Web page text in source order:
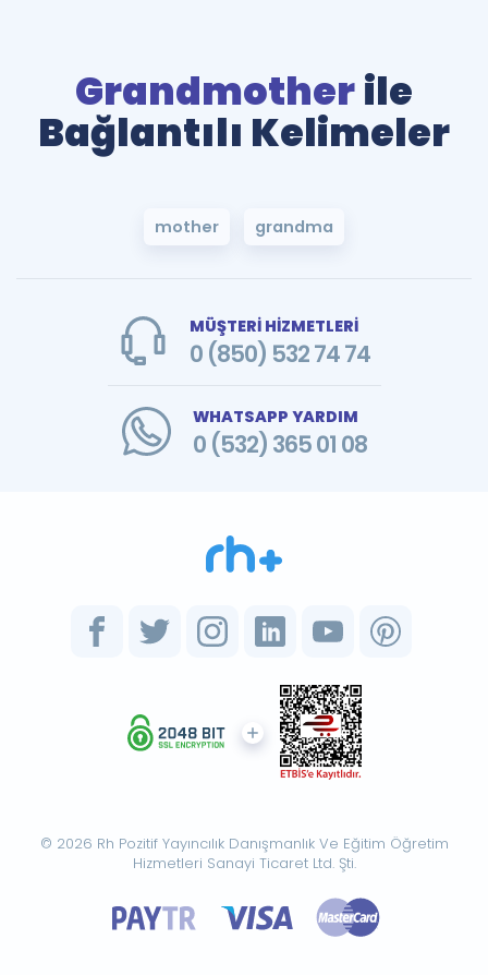
Grandmotherile
Bağlantılı Kelimeler
mother grandma
MÜŞTERİ HİZMETLERİ
0 (850) 532 74 74
WHATSAPP YARDIM
0 (532) 365 01 08
© 2026 Rh Pozitif Yayıncılık Danışmanlık Ve Eğitim Öğretim
Hizmetleri Sanayi Ticaret Ltd. Şti.